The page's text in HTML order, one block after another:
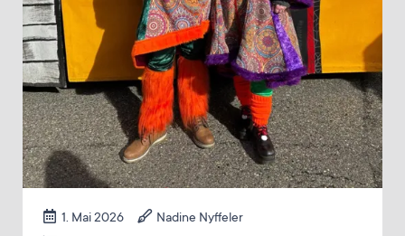
1. Mai 2026
Nadine Nyffeler